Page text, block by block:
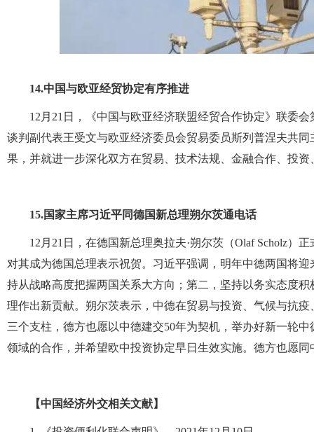
14.中国与欧亚经贸协定有序推进
12月21日，《中国与欧亚经济联盟经贸合作协定》联委
谈判副代表王受文与欧亚经济委员会贸易委员斯列普涅夫共
果，并就进一步深化双方在贸易、技术法规、金融合作、投
15.国家主席习近平同德国新总理朔尔茨通电话
12月21日，在德国新总理奥拉夫·朔尔茨（Olaf Scholz）
对其成为德国总理表示祝贺。习近平强调，明年中德两国将
持从战略高度把握两国关系大方向；第二，坚持以务实态度
理作出新贡献。朔尔茨表示，中德在贸易与投资、气候与抗
三个支柱，德方也愿以中德建交50年为契机，举办好新一轮
领域的合作，并希望欧中投资协定早日生效实施。德方也愿
【中国经济外交相关文献】